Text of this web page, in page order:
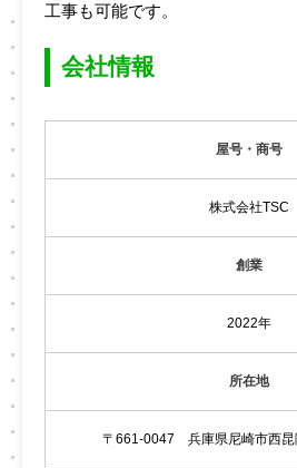
工事も可能です。
会社情報
屋号・商号
株式会社TSC
創業
2022年
所在地
〒661-0047 兵庫県尼崎市西昆